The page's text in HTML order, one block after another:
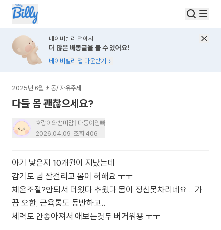
베이비빌리 앱에서
더 많은 베동글을 볼 수 있어요!
베이비빌리 앱 다운받기
2025년 6월 베동/ 자유주제
다들 몸 괜찮으세요?
호랑이와뱀띠맘
다둥이엄빠
2026.04.09 조회 406
아기 낳은지 10개월이 지났는데
감기도 넘 잘걸리고 몸이 허해요 ㅜㅜ
체온조절?안되서 더웠다 추웠다 몸이 정신못차리네요 .. 가
끔 오한, 근육통도 동반하고..
체력도 안좋아져서 애보는것두 버거워용 ㅜㅜ